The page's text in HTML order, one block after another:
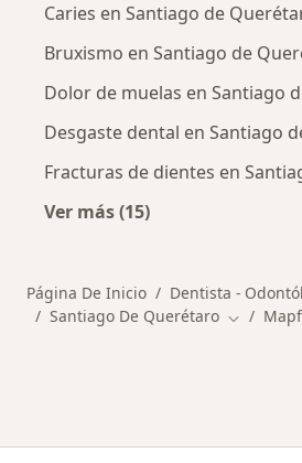
Caries en Santiago de
Bruxismo en Santiago de
Dolor de muelas en Santiago
Desgaste dental en Santiago
Fracturas de dientes en
Ver más (15)
Página De Inicio Dentista -
Santiago De Querétaro Cambiar